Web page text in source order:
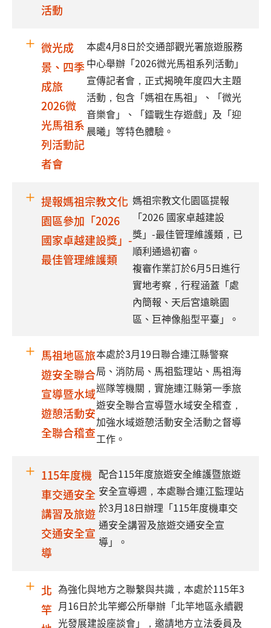
活動
微光成
景、四季
成旅
2026微
光馬祖系
列活動記
者會
本處4月8日於交通部觀光署旅遊服務
中心舉辦「2026微光馬祖系列活動」
宣傳記者會，正式揭曉年度四大主題
活動，包含「媽祖在馬祖」、「微光
音樂會」、「鐳戰生存遊戲」及「迎
晨曦」等特色體驗。
提報媽祖宗教文化
園區參加「2026
國家卓越建設獎」-
最佳管理維護類
媽祖宗教文化園區提報
「2026 國家卓越建設
獎」-最佳管理維護類，已
順利通過初審。
複審作業訂於6月5日進行
實地考察，行程涵蓋「處
內簡報、天后宮遠眺園
區、巨神像船型平臺」。
馬祖地區旅
遊安全聯合
宣導暨水域
遊憩活動安
全聯合稽查
本處於3月19日聯合連江縣警察
局、消防局、馬祖監理站、馬祖海
巡隊等機關，實施連江縣第一季旅
遊安全聯合宣導暨水域安全稽查，
加強水域遊憩活動安全活動之督導
工作。
115年度機
車交通安全
講習及旅遊
交通安全宣
導
配合115年度旅遊安全維護暨旅遊
安全宣導週，本處聯合連江監理站
於3月18日辦理「115年度機車交
通安全講習及旅遊交通安全宣
導」。
北
竿
為強化與地方之聯繫與共識，本處於115年3
月16日於北竿鄉公所舉辦「北竿地區永續觀
光發展建設座談會」，邀請地方立法委員及